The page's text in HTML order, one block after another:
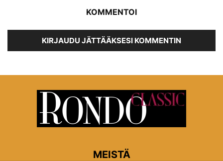
KOMMENTOI
KIRJAUDU JÄTTÄÄKSESI KOMMENTIN
MEISTÄ